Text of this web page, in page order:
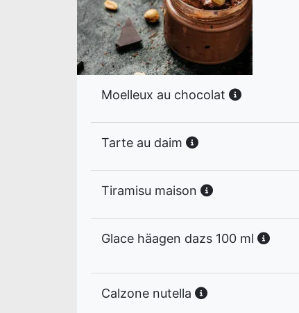
Moelleux au chocolat
Tarte au daim
Tiramisu maison
Glace häagen dazs 100 ml
Calzone nutella